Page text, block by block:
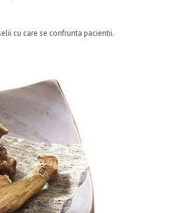
cu care se confrunta pacientii.